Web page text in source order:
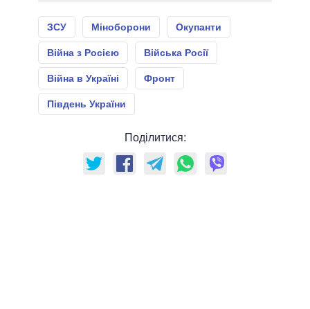
ЗСУ Міноборони Окупанти
Війна з Росією Війська Росії
Війна в Україні Фронт
Південь України
Поділитися: